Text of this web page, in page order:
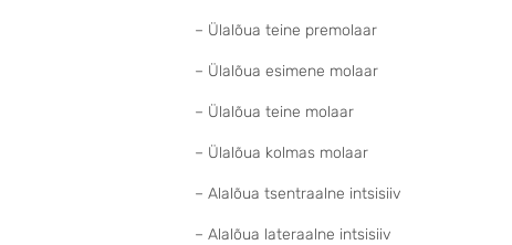
– Ülalõua teine premolaar
– Ülalõua esimene molaar
– Ülalõua teine molaar
– Ülalõua kolmas molaar
– Alalõua tsentraalne intsisiiv
– Alalõua lateraalne intsisiiv